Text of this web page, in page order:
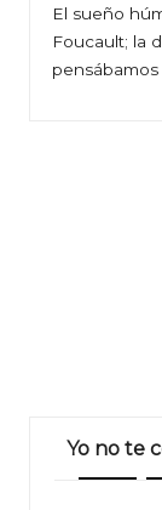
El sueño
Foucault; la
Yo no te